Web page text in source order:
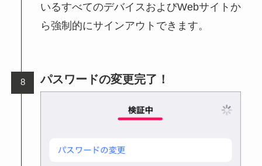
いるすべてのデバイスおよびWebサイトか
ら強制的にサインアウトできます。
パスワードの変更完了！